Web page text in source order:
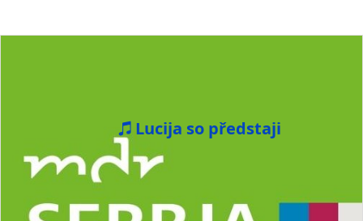
Lucija so předstaji